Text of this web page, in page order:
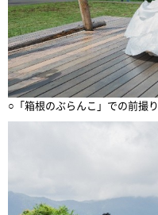
○「箱根のぶらんこ」での前撮り